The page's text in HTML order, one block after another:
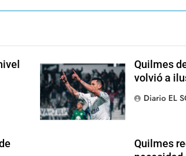
Quilmes
volvió a
Diario EL
Quilmes